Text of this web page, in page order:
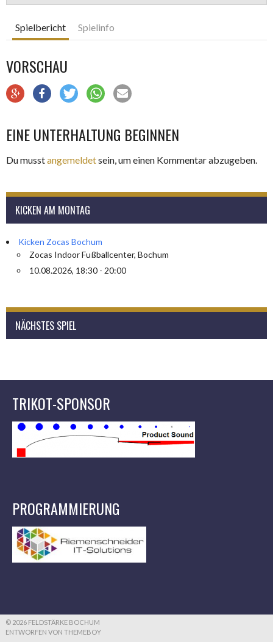
Spielbericht Spielinfo
VORSCHAU
EINE UNTERHALTUNG BEGINNEN
Du musstangemeldetsein, um einen Kommentar abzugeben.
KICKEN AM MONTAG
Kicken Zocas Bochum
Zocas Indoor Fußballcenter, Bochum
10.08.2026, 18:30 - 20:00
NÄCHSTES SPIEL
TRIKOT-SPONSOR
PROGRAMMIERUNG
© 2026 FELDSTÄRKE BOCHUM
ENTWORFEN VON THEMEBOY